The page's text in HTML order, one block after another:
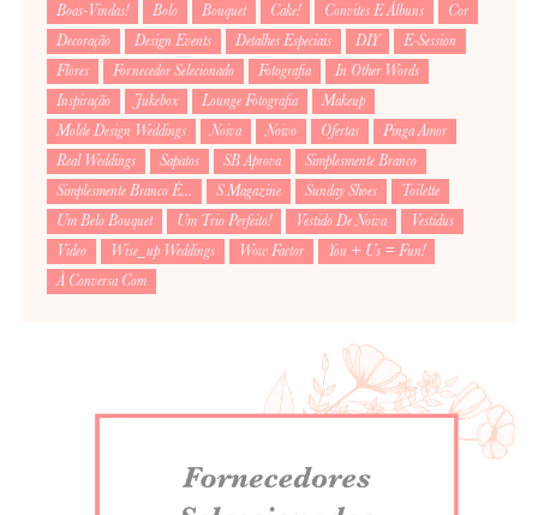
Boas-Vindas!
Bolo Bouquet Cake! Convites E Álbuns
Cor
Decoração
Design Events Detalhes Especiais DIY
E-Session
Flores
Fornecedor Selecionado Fotografia
In Other Words
Inspiração
Jukebox Lounge Fotografia
Makeup
Molde Design Weddings
Noiva Noivo Ofertas
Pinga Amor
Real Weddings
Sapatos SB Aprova
Simplesmente Branco
Simplesmente Branco É...
S Magazine Sunday Shoes
Toilette
Um Belo Bouquet
Um Trio Perfeito! Vestido De Noiva
Vestidus
Video
Wise_up Weddings Wow Factor
You + Us = Fun!
À Conversa Com